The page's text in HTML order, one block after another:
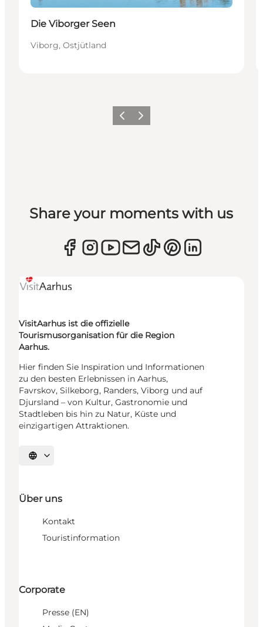
Die Viborger Seen
Viborg, Ostjütland
ZurückWeiter
Share your moments with us
VisitAarhus ist die offizielle
Tourismusorganisation für die Region
Aarhus.
Hier finden Sie Inspiration und Informationen
zu den besten Erlebnissen in Aarhus,
Favrskov, Silkeborg, Randers, Viborg und auf
Djursland – von Kultur, Gastronomie und
Stadtleben bis hin zu Natur, Küste und
einzigartigen Attraktionen.
Sprache auswählen
Über uns
Kontakt
Touristinformation
Corporate
Presse (EN)